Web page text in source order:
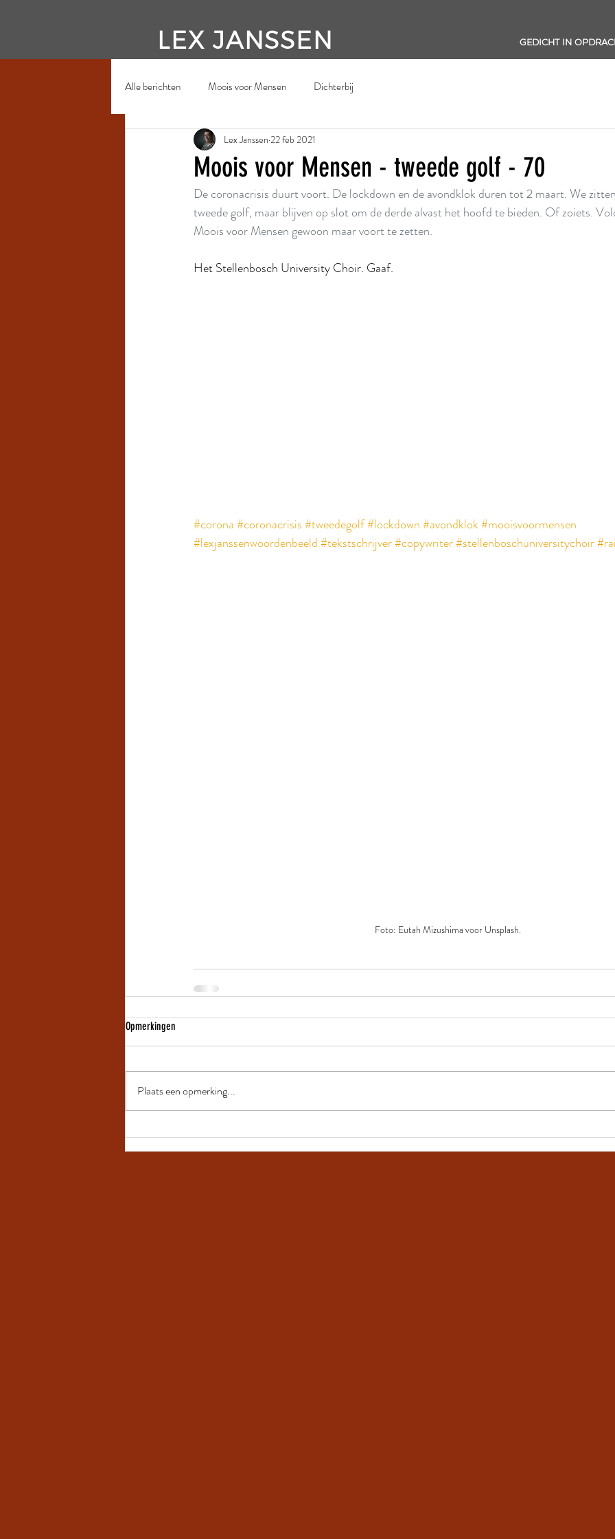
LEX JANSSEN GEDICHT IN
Alle berichten Moois voor Mensen Dichterbij
Moois voor Mensen - tweede golf - 70
Lex Janssen 22 feb 2021
De coronacrisis duurt voort. De lockdown en de avondklok duren tot 2 maart. We
tweede golf, maar blijven op slot om de derde alvast het hoofd te bieden. Of zoiets.
Moois voor Mensen gewoon maar voort te zetten.
Het Stellenbosch University Choir. Gaaf.
#corona#coronacrisis#tweedegolf#lockdown#avondklok#mooisvoormensen
#lexjanssenwoordenbeeld#tekstschrijver#copywriter#stellenboschuniversitychoir
Foto: Eutah Mizushima voor Unsplash.
Opmerkingen
Plaats een opmerking...